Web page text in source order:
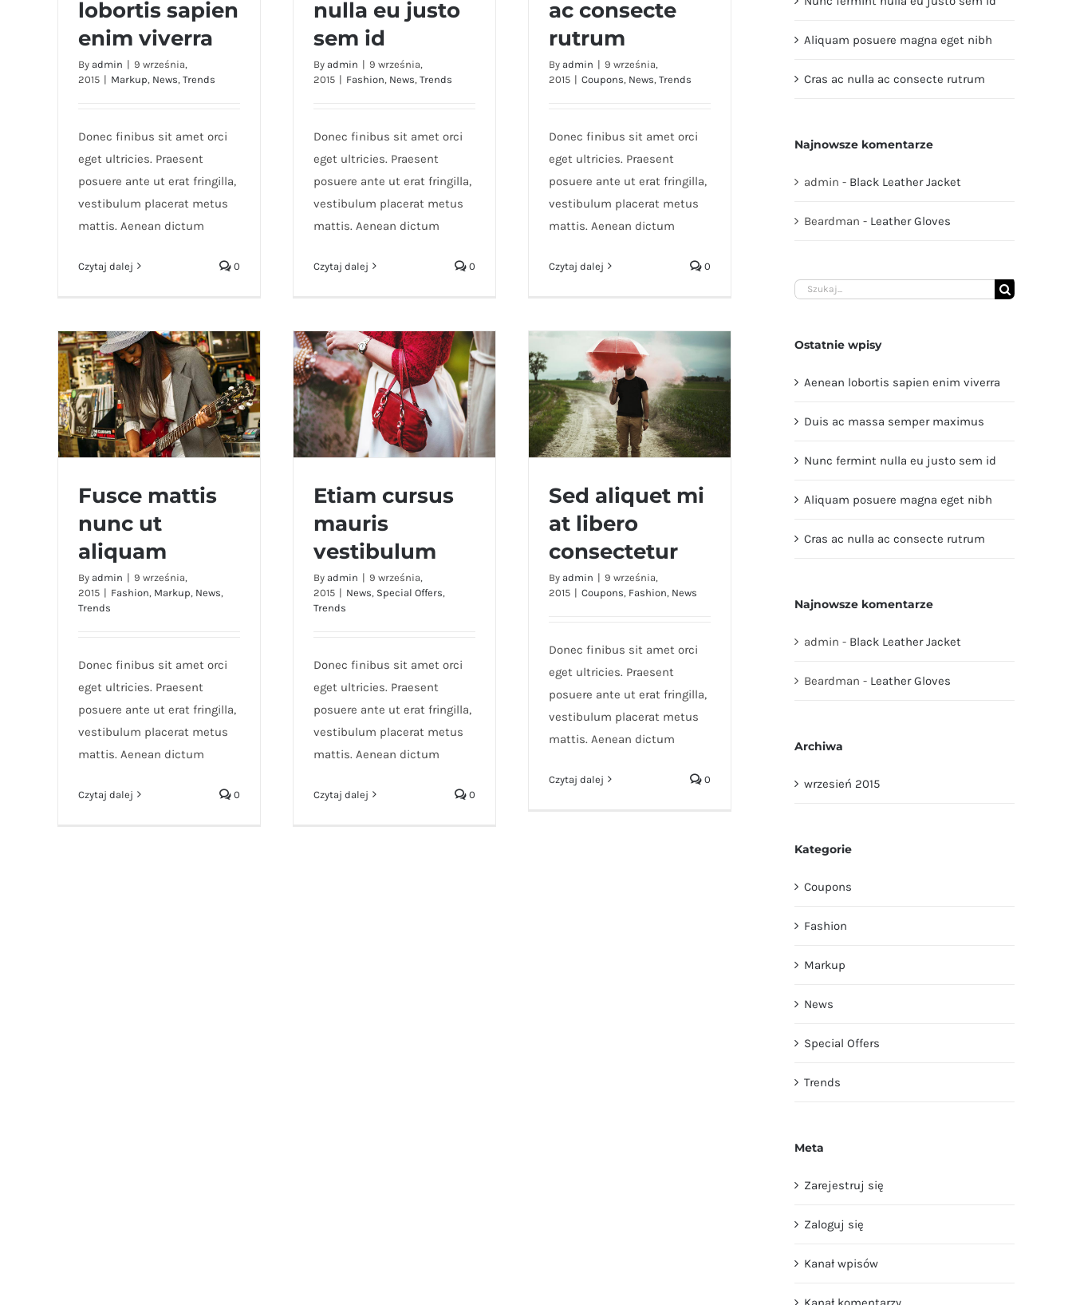
Aenean lobortis sapien
enim viverra
lobortis sapien
enim viverra
By admin | 9 września,
2015 | Markup, News, Trends
Donec finibus sit amet orci
eget ultricies. Praesent
posuere ante ut erat fringilla,
vestibulum placerat metus
mattis. Aenean dictum
Czytaj dalej 0
Nunc fermint nulla eu
justo sem id
nulla eu justo
sem id
By admin | 9 września,
2015 | Fashion, News, Trends
Donec finibus sit amet orci
eget ultricies. Praesent
posuere ante ut erat fringilla,
vestibulum placerat metus
mattis. Aenean dictum
Czytaj dalej 0
Cras ac nulla ac consecte
rutrum
ac consecte
rutrum
By admin | 9 września,
2015 | Coupons, News, Trends
Donec finibus sit amet orci
eget ultricies. Praesent
posuere ante ut erat fringilla,
vestibulum placerat metus
mattis. Aenean dictum
Czytaj dalej 0
Fusce mattis nunc ut
aliquam
Fusce mattis
nunc ut
aliquam
By admin | 9 września,
2015 | Fashion, Markup, News,
Trends
Donec finibus sit amet orci
eget ultricies. Praesent
posuere ante ut erat fringilla,
vestibulum placerat metus
mattis. Aenean dictum
Czytaj dalej 0
Etiam cursus mauris
vestibulum
Etiam cursus
mauris
vestibulum
By admin | 9 września,
2015 | News, Special Offers,
Trends
Donec finibus sit amet orci
eget ultricies. Praesent
posuere ante ut erat fringilla,
vestibulum placerat metus
mattis. Aenean dictum
Czytaj dalej 0
Sed aliquet mi at libero
consectetur
Sed aliquet mi
at libero
consectetur
By admin | 9 września,
2015 | Coupons, Fashion, News
Donec finibus sit amet orci
eget ultricies. Praesent
posuere ante ut erat fringilla,
vestibulum placerat metus
mattis. Aenean dictum
Czytaj dalej 0
Aliquam posuere magna eget nibh
Cras ac nulla ac consecte rutrum
Najnowsze komentarze
admin - Black Leather Jacket
Beardman - Leather Gloves
Szukaj
Ostatnie wpisy
Aenean lobortis sapien enim viverra
Duis ac massa semper maximus
Nunc fermint nulla eu justo sem id
Aliquam posuere magna eget nibh
Cras ac nulla ac consecte rutrum
Najnowsze komentarze
admin - Black Leather Jacket
Beardman - Leather Gloves
Archiwa
wrzesień 2015
Kategorie
Coupons
Fashion
Markup
News
Special Offers
Trends
Meta
Zarejestruj się
Zaloguj się
Kanał wpisów